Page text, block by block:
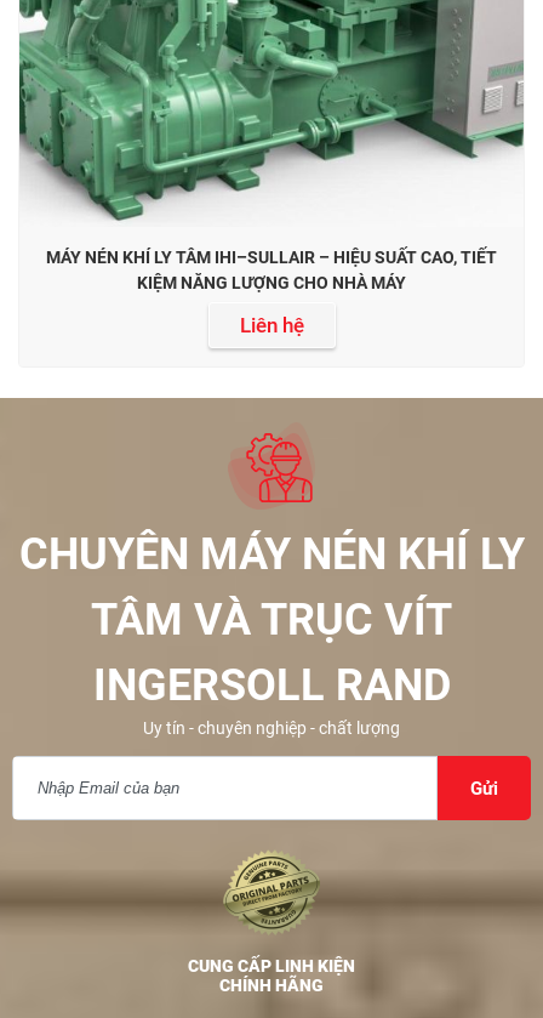
MÁY NÉN KHÍ LY TÂM IHI–SULLAIR – HIỆU SUẤT CAO, TIẾT
KIỆM NĂNG LƯỢNG CHO NHÀ MÁY
Liên hệ
CHUYÊN MÁY NÉN KHÍ LY
TÂM VÀ TRỤC VÍT
INGERSOLL RAND
Uy tín - chuyên nghiệp - chất lượng
Gửi
FREE SHIP NỘI THÀNH